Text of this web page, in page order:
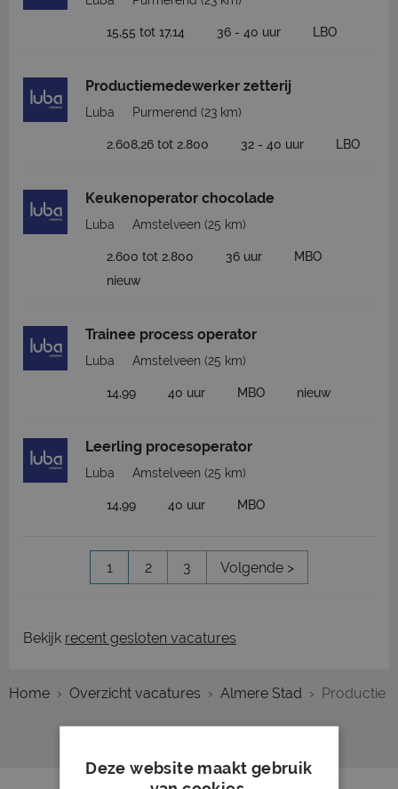
15,55 tot 17,14 36 - 40 uur LBO
Productiemedewerker zetterij
Luba Purmerend (23 km)
2.608,26 tot 2.800 32 - 40 uur LBO
Keukenoperator chocolade
Luba Amstelveen (25 km)
2.600 tot 2.800 36 uur
MBO
nieuw
Trainee process operator
Luba Amstelveen (25 km)
14,99 40 uur MBO nieuw
Leerling procesoperator
Luba Amstelveen (25 km)
14,99 40 uur MBO
1 2 3 Volgende >
Bekijk recent gesloten vacatures
Home Overzicht vacatures Almere Stad Productie
Deze website maakt gebruik